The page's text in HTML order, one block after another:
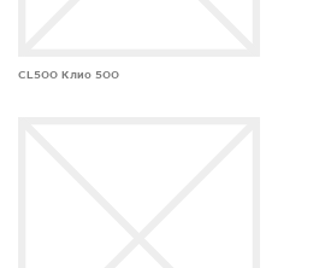
CL500 Клио 500